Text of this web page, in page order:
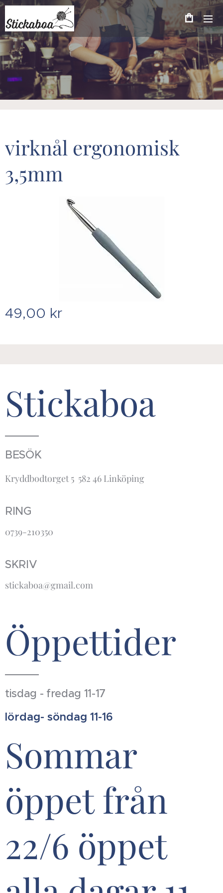
virknål ergonomisk
3,5mm
49,00 kr
Stickaboa
BESÖK
Kryddbodtorget 5 582 46 Linköping
RING
0739-210350
SKRIV
stickaboa@gmail.com
Öppettider
tisdag - fredag 11-17
lördag- söndag 11-16
Sommar
öppet från
22/6 öppet